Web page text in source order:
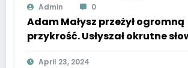
Admin 0
Adam Małysz przeżył ogromną
przykrość. Usłyszał okrutne
powiedział o wielkim bólu
April 23, 2024